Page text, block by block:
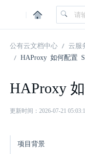
|
公有云文档中心 云服
HAProxy 如何配置
HAProxy
更新时间：2026-07-21
项目背景